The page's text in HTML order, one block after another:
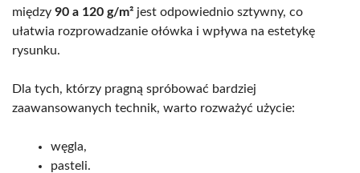
między 90 a 120 g/m² jest odpowiednio sztywny, co
ułatwia rozprowadzanie ołówka i wpływa na estetykę
rysunku.
Dla tych, którzy pragną spróbować bardziej
zaawansowanych technik, warto rozważyć użycie:
węgla,
pasteli.